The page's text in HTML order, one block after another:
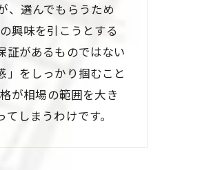
、選んでもらうため
興味を引こうとする
証があるものではない
」をしっかり掴むこと
が相場の範囲を大き
しまうわけです。